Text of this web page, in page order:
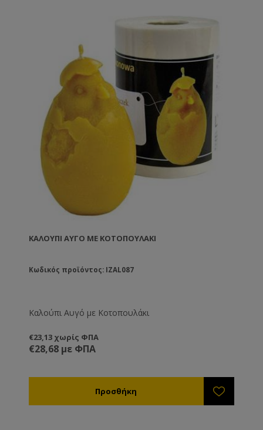
ΚΑΛΟΎΠΙ ΑΥΓΌ ΜΕ ΚΟΤΟΠΟΥΛΆΚΙ
Κωδικός προϊόντος: IZAL087
Καλούπι Αυγό με Κοτοπουλάκι
€23,13 χωρίς ΦΠΑ
€28,68 με ΦΠΑ